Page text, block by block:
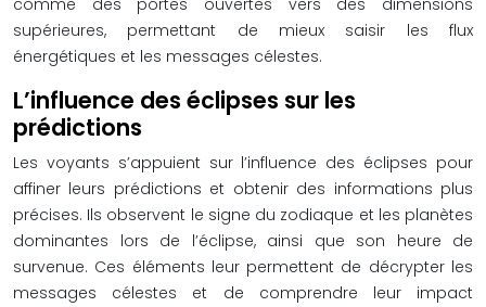
comme des portes ouvertes vers des dimensions
supérieures, permettant de mieux saisir les flux
énergétiques et les messages célestes.
L’influence des éclipses sur les
prédictions
Les voyants s’appuient sur l’influence des éclipses pour
affiner leurs prédictions et obtenir des informations plus
précises. Ils observent le signe du zodiaque et les planètes
dominantes lors de l’éclipse, ainsi que son heure de
survenue. Ces éléments leur permettent de décrypter les
messages célestes et de comprendre leur impact